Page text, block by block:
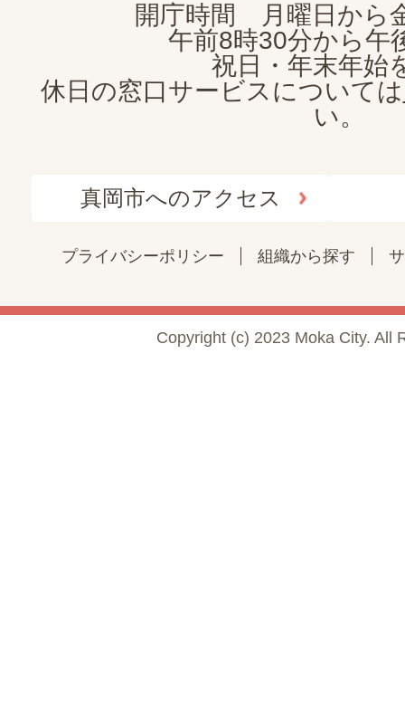
開庁時間 月曜日から
午前8時30分から午
祝日・年末年始
休日の窓口サービスについては
い。
真岡市へのアクセス
プライバシーポリシー 組織から探す
Copyright (c) 2023 Moka City. All